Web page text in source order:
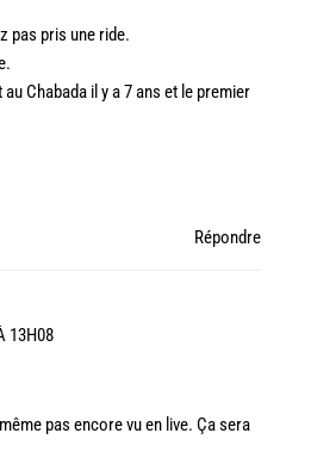
pas pris une ride.
Chabada il y a 7 ans et le premier
Répondre
13H08
pas encore vu en live. Ça sera